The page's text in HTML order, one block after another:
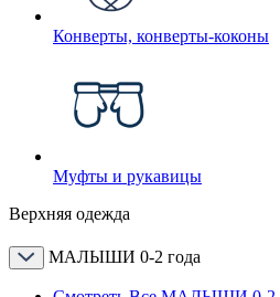
Конверты, конверты-коконы
Муфты и рукавицы
Верхняя одежда
МАЛЫШИ 0-2 года